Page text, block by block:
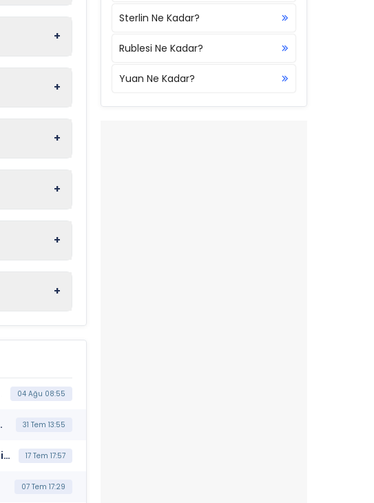
+
+
+
+
+
+
04 Ağu 08:55
Durum Açıklaması (Genel)) 31 Tem 13:55
***BRKSN*** BORSA İSTANBUL BISTECH DEVRE KESİCİ UYGULAMASI (Pay Bazında Devre Kesici Bildirimi) 17 Tem 17:57
07 Tem 17:29
Sterlin Ne Kadar?
Rublesi Ne Kadar?
Yuan Ne Kadar?